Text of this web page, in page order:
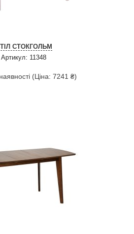
СТОКГОЛЬМ
Артикул: 11348
(Ціна: 7241 ₴)